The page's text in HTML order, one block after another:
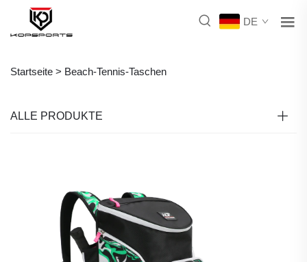
DE
Startseite > Beach-Tennis-Taschen
ALLE PRODUKTE